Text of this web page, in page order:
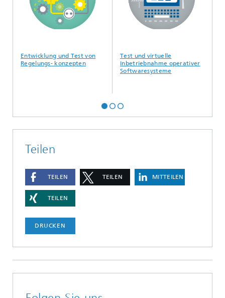
Entwicklung und Test von
Regelungs- konzepten
Test und virtuelle
Inbetriebnahme operativer
Softwaresysteme
Teilen
TEILEN TEILEN MITTEILEN
TEILEN
DRUCKEN